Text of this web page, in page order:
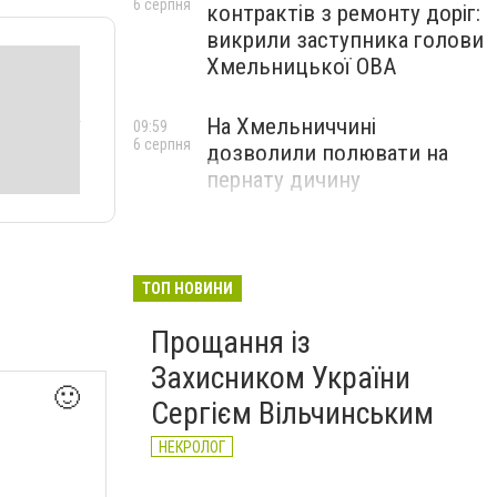
🙂
контрактів з ремонту доріг:
викрили заступника голови
Хмельницької ОВА
6 серпня
На Хмельниччині
дозволили полювати на
пернату дичину
09:59
6 серпня
ТОП НОВИНИ
Прощання із
Захисником України
Сергієм Вільчинським
НЕКРОЛОГ